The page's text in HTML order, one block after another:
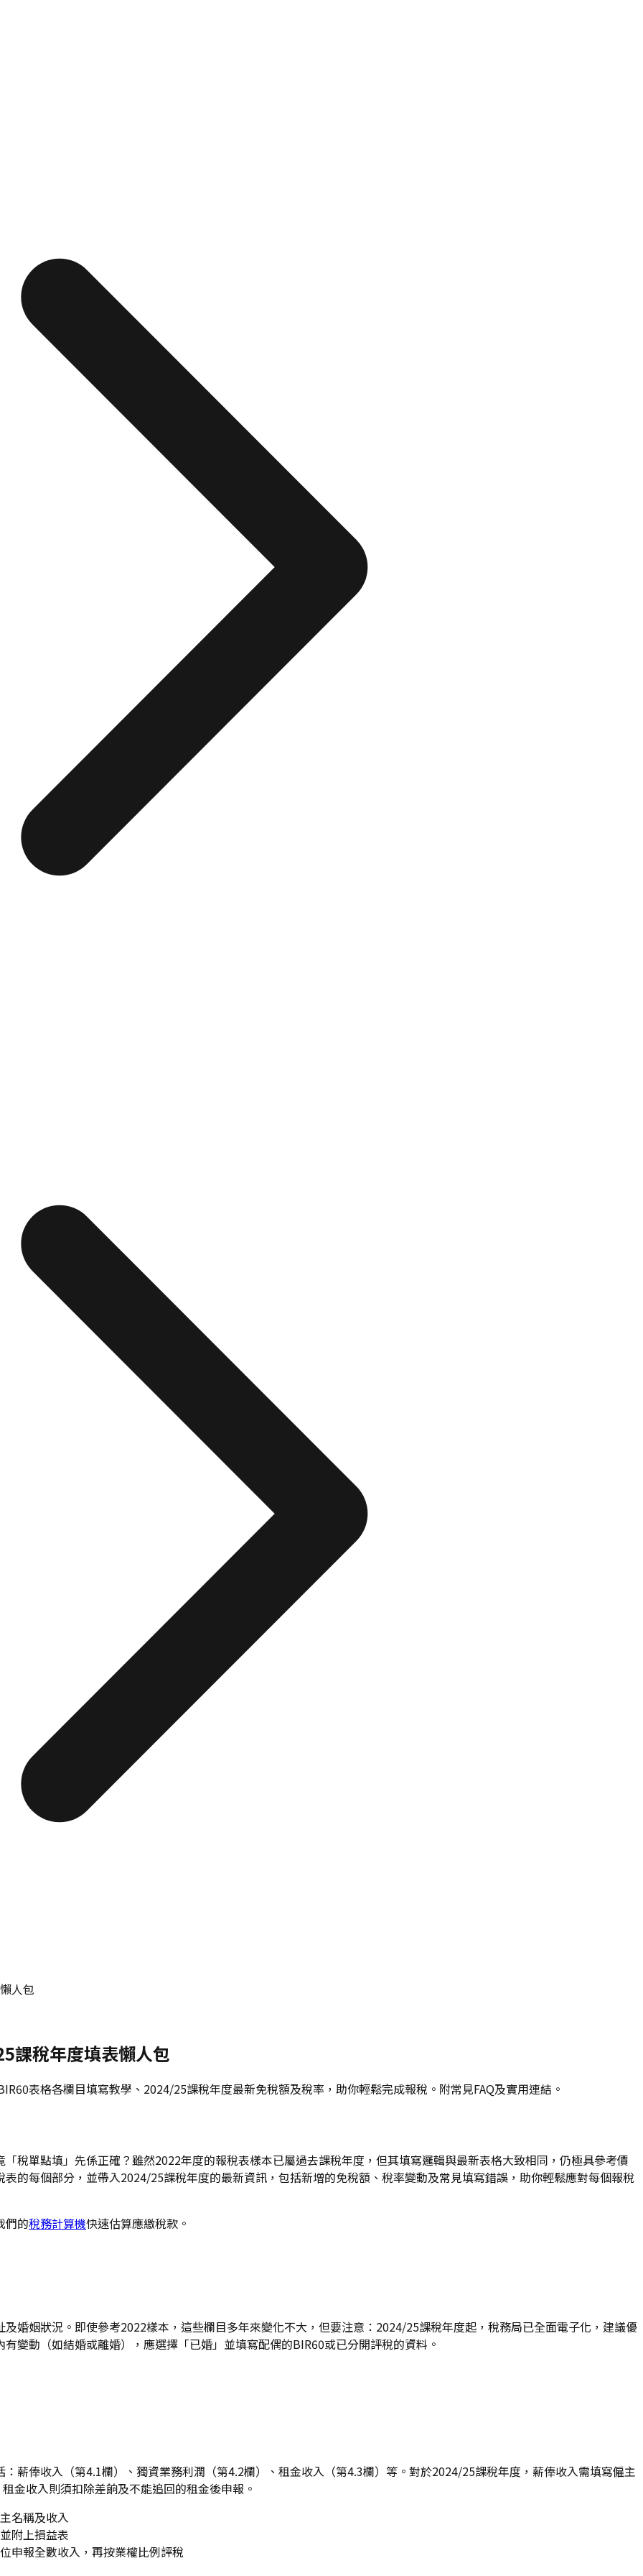
人包
課稅年度填表懶人包
表格各欄目填寫教學、2024/25課稅年度最新免稅額及稅率，助你輕鬆完成報稅。附常見FAQ及實用連結。
稅單點填」先係正確？雖然2022年度的報稅表樣本已屬過去課稅年度，但其填寫邏輯與最新表格大致相同，仍極具參考價
的每個部分，並帶入2024/25課稅年度的最新資訊，包括新增的免稅額、稅率變動及常見填寫錯誤，助你輕鬆應對每個報稅
們的稅務計算機快速估算應繳稅款。
婚姻狀況。即使參考2022樣本，這些欄目多年來變化不大，但要注意：2024/25課稅年度起，稅務局已全面電子化，建議優
變動（如結婚或離婚），應選擇「已婚」並填寫配偶的BIR60或已分開評稅的資料。
薪俸收入（第4.1欄）、獨資業務利潤（第4.2欄）、租金收入（第4.3欄）等。對於2024/25課稅年度，薪俸收入需填寫僱主
金收入則須扣除差餉及不能追回的租金後申報。
名稱及收入
附上損益表
申報全數收入，再按業權比例評稅